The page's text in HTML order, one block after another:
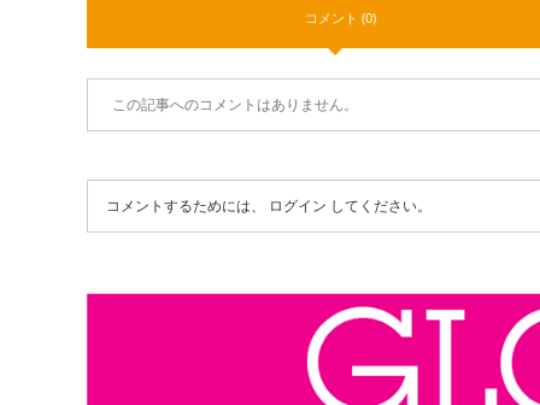
コメント (0)
この記事へのコメントはありません。
コメントするためには、 ログイン してください。